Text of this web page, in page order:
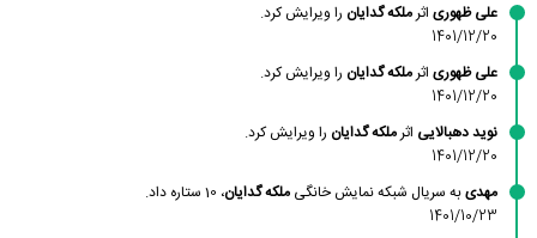
علی ظهوری اثرملکه گدایان را ویرایش کرد.
1401/12/20
علی ظهوری اثرملکه گدایان را ویرایش کرد.
1401/12/20
نوید دهبالایی اثرملکه گدایان را ویرایش کرد.
1401/12/20
مهدیبه سریال شبکه نمایش خانگی ملکه گدایان، 10 ستاره داد.
1401/10/23